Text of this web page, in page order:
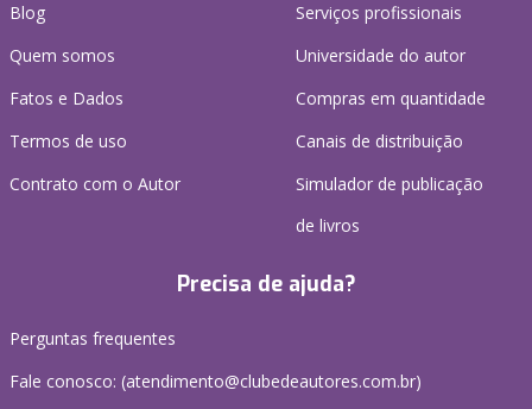
Blog
Quem somos
Fatos e Dados
Termos de uso
Contrato com o Autor
Serviços profissionais
Universidade do autor
Compras em quantidade
Canais de distribuição
Simulador de publicação
de livros
Precisa de ajuda?
Perguntas frequentes
Fale conosco: (atendimento@clubedeautores.com.br)